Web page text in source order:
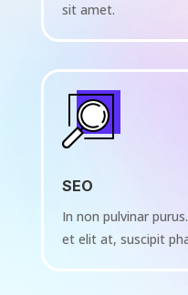
sit amet.
SEO
In non pulvinar
et elit at, suscipit